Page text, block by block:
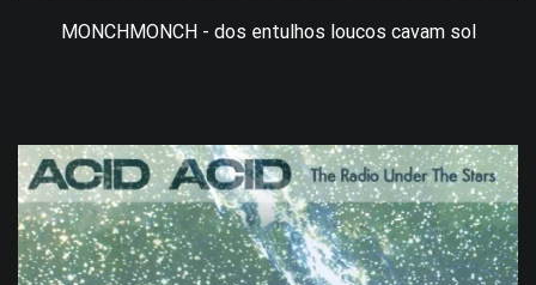
MONCHMONCH - dos entulhos loucos cavam sol